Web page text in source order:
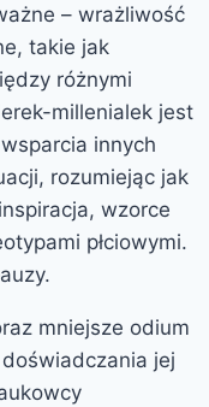
– wrażliwość
takie jak
różnymi
millenialek jest
innych
rozumiejąc jak
wzorce
płciowymi.
mniejsze odium
jej